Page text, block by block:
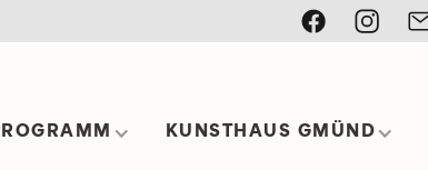
KUNSTHAUS GMÜND